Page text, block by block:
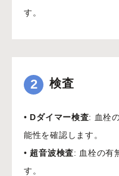
す。
2 検査
• Dダイマー検査: 血栓
能性を確認します。
• 超音波検査: 血栓の有
す。